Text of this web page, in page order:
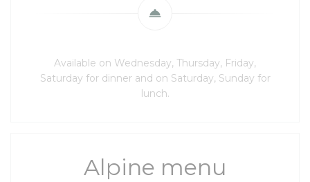
Available on Wednesday, Thursday, Friday,
Saturday for dinner and on Saturday, Sunday for
lunch.
Alpine menu